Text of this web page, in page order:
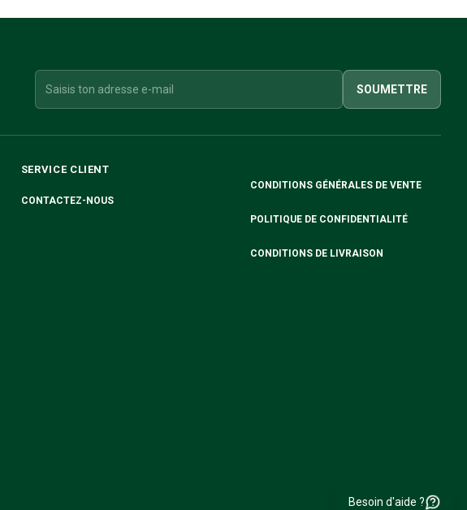
SOUMETTRE
SERVICE CLIENT
CONTACTEZ-NOUS
CONDITIONS GÉNÉRALES DE VENTE
POLITIQUE DE CONFIDENTIALITÉ
CONDITIONS DE LIVRAISON
Besoin d'aide ?